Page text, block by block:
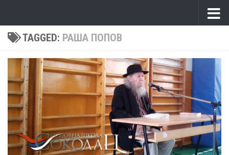
TAGGED: РАША ПОПОВ